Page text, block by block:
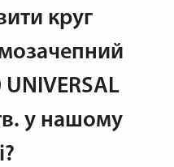
круг
у нашому